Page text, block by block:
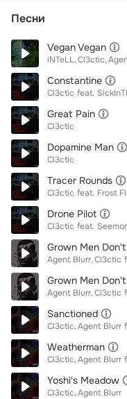
Песни
Vegan Vegan
iNTeLL Cl3ctic
Constantine
Cl3ctic feat.
Great Pain
Cl3ctic
Dopamine Man
Cl3ctic
Tracer Rounds
Cl3ctic feat. Frost
Drone Pilot
Cl3ctic feat.
Grown Men
Agent Blurr Cl3ctic
Grown Men
Agent Blurr Cl3ctic
Sanctioned
Cl3ctic Agent Blurr
Weatherman
Cl3ctic Agent Blurr
Yoshi's Meadow
Cl3ctic Agent Blurr